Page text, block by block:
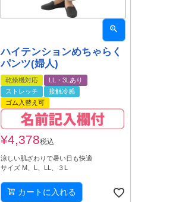
ハイテンションめちゃらく
パンツ(婦人)
乾燥機対応
LL・3Lあり
ストレッチ
接触冷感
ゴム入替え可
¥4,378税込
涼しい肌ざわりで暑い日も快適
サイズ M、L、LL、３L
カートに入れる